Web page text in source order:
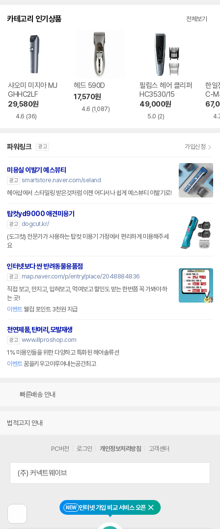
NEW 인터넷 가입 비교 서비스 오픈 닫기
카테고리 인기상품 전체보기
샤오미 미지아 MJ
GHHC2LF
29,580원
4.6 (36)
헤드 590D
17,570원
4.6 (1,087)
필립스 헤어 클리퍼
HC3530/15
49,000원
5.0 (2)
한일
C-
파워링크 광고 가입신청
미용실 이발기 예스뷰티
광고 smartstore.naver.com/seland
헤어샵에서 스타일링 받은것처럼 이젠 어디서나 쉽게 예스뷰티 이발기로!
탑컷yd9000 애견미용기
광고
dogcut.kr/
(도그컷) 전문가가 사용하는 탑컷 미용기 가정에서 편리하게 미용해주세
요
인터넷보다 싼 반려동물용품점
광고
map.naver.com/p/entry/place/2048884836
직접 보고, 만지고, 입혀보고, 먹여보고 할인도 받는 한번쯤 꼭 가봐야 하
는 곳!
이벤트웰컴 포인트 3천원 지급
천연제품,탄머리,모발재생
광고 www.illproshop.com
1% 미용인들을 위한 다양하고 특화된 헤어솔류션
이벤트꿈을키우고이루어내는공간최고
빠른배송 안내
법적고지 안내
전
PC버전 로그인 개인정보처리방침 고객센터
(주) 커넥트웨이브